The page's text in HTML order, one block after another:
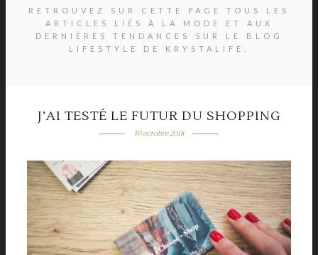
RETROUVEZ SUR CETTE PAGE TOUS LES
ARTICLES LIÉS À LA MODE ET AUX
DERNIÈRES TENDANCES SUR LE BLOG
LIFESTYLE DE KRYSTALIFE.
J’AI TESTÉ LE FUTUR DU SHOPPING
30 octobre 2018